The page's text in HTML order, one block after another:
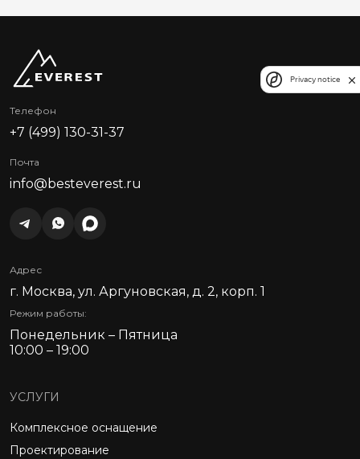
Телефон
+7 (499) 130-31-37
Почта
info@besteverest.ru
Адрес
г. Москва, ул. Аргуновская, д. 2, корп. 1
Режим работы:
Понедельник – Пятница
10:00 – 19:00
УСЛУГИ
Комплексное оснащение
Проектирование
Privacy notice